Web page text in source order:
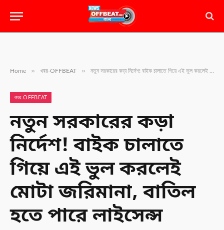
Home » খবর-OFFBEAT » নতুন সরকারের কড়া নির্দেশ! বাইক চালাতে গিয়ে এই ভুল করলেই মোটা জরিমানা, বাতিল হতে পারে লাইসেন্স
খবর-OFFBEAT
নতুন সরকারের কড়া
নির্দেশ! বাইক চালাতে
গিয়ে এই ভুল করলেই
মোটা জরিমানা, বাতিল
হতে পারে লাইসেন্স